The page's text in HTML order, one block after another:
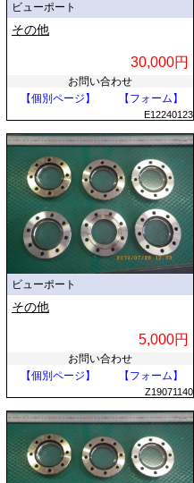
ビューポート
その他
30,000円
お問い合わせ
【個別ページ】
【フォーム】
E12240123
ビューポート
その他
5,000円
お問い合わせ
【個別ページ】
【フォーム】
Z19071140